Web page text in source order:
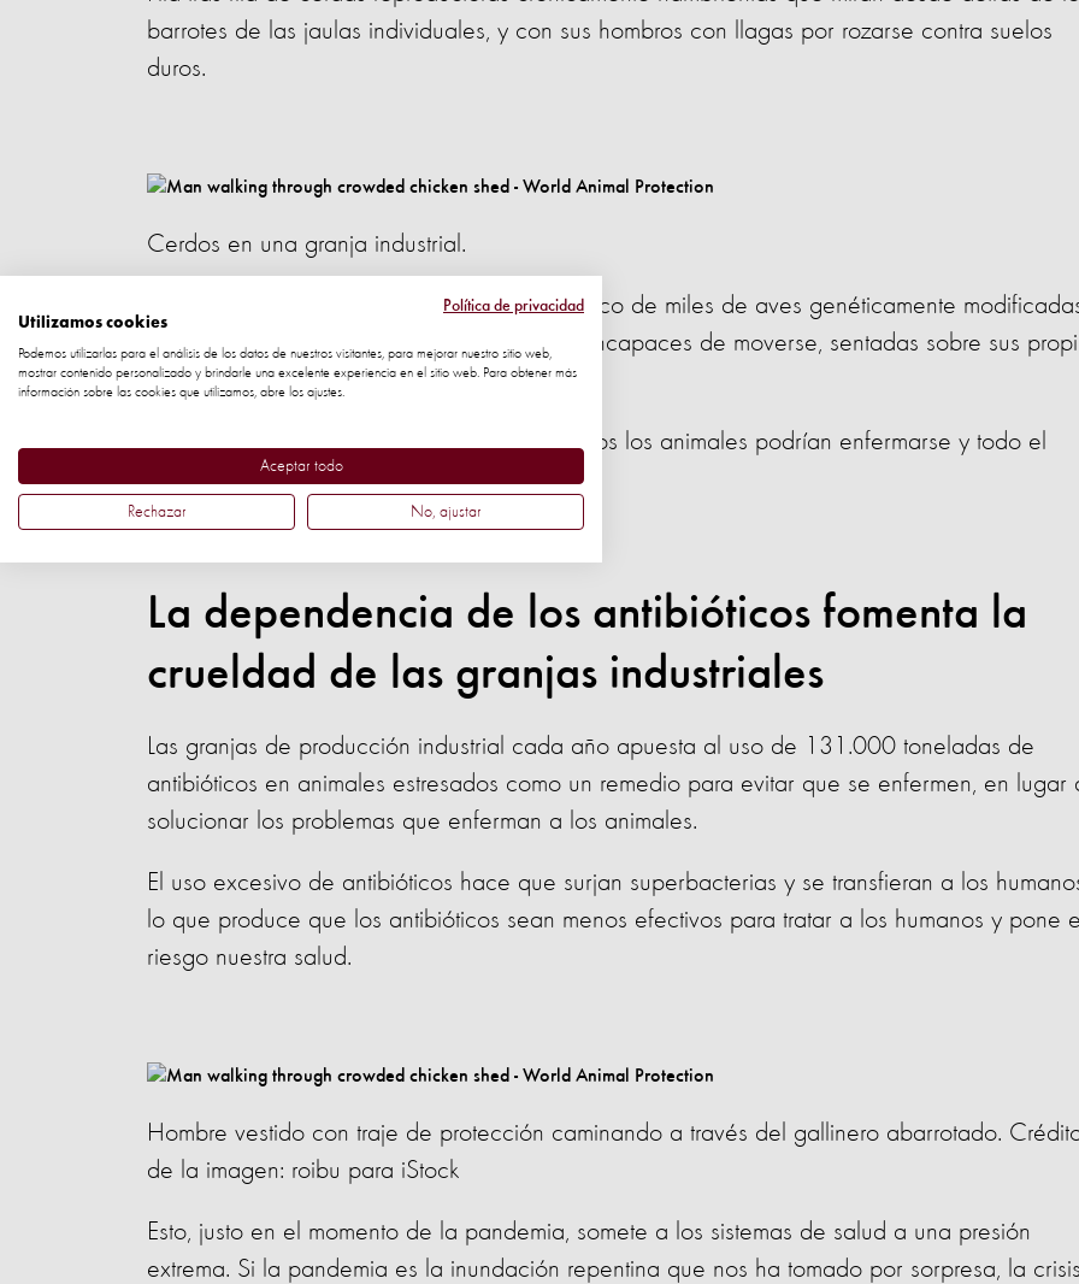
barrotes de las jaulas individuales, y con sus hombros con llagas por rozarse contra suelos
duros.
Cerdos en una granja industrial.
O en una granja de pollos, hueles el amoníaco de miles de aves genéticamente
amontonadas unas contra otras, adoloridas, incapaces de moverse, sentadas sobre sus
desechos, y bajo una luz fuerte y artificial
Si la enfermedad se apodera de alguno, todos los animales podrían enfermarse y todo el
grupo podría morir.
La dependencia de los antibióticos fomenta la
crueldad de las granjas industriales
Las granjas de producción industrial cada año apuesta al uso de 131.000 toneladas de
antibióticos en animales estresados como un remedio para evitar que se enfermen, en lugar
solucionar los problemas que enferman a los animales.
El uso excesivo de antibióticos hace que surjan superbacterias y se transfieran a los
lo que produce que los antibióticos sean menos efectivos para tratar a los humanos y pone
riesgo nuestra salud.
Hombre vestido con traje de protección caminando a través del gallinero abarrotado.
de la imagen: roibu para iStock
Esto, justo en el momento de la pandemia, somete a los sistemas de salud a una presión
extrema. Si la pandemia es la inundación repentina que nos ha tomado por sorpresa, la
Política de privacidad
Utilizamos cookies
Podemos utilizarlas para el análisis de los datos de nuestros visitantes, para mejorar nuestro sitio web,
mostrar contenido personalizado y brindarle una excelente experiencia en el sitio web. Para obtener más
información sobre las cookies que utilizamos, abre los ajustes.
Aceptar todo
Rechazar No, ajustar